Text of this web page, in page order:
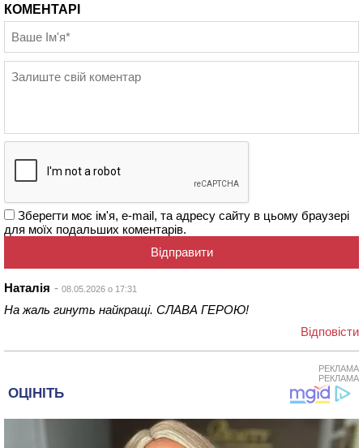
КОМЕНТАРІ
Зберегти моє ім'я, e-mail, та адресу сайту в цьому браузері
для моїх подальших коментарів.
Наталія 08.05.2026 о 17:31
На жаль гинуть найкращі. СЛАВА ГЕРОЮ!
Відповіcти
РЕКЛАМА
РЕКЛАМА